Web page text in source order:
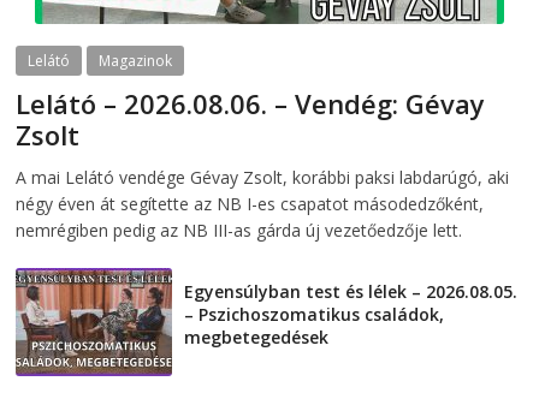
Lelátó Magazinok
Lelátó – 2026.08.06. – Vendég: Gévay
Zsolt
A mai Lelátó vendége Gévay Zsolt, korábbi paksi labdarúgó, aki
négy éven át segítette az NB I-es csapatot másodedzőként,
nemrégiben pedig az NB III-as gárda új vezetőedzője lett.
Egyensúlyban test és lélek – 2026.08.05.
– Pszichoszomatikus családok,
megbetegedések